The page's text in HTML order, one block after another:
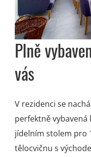
Plně
vás
V rezidenci se
perfektně vybavená
jídelním stolem pro
tělocvičnu s